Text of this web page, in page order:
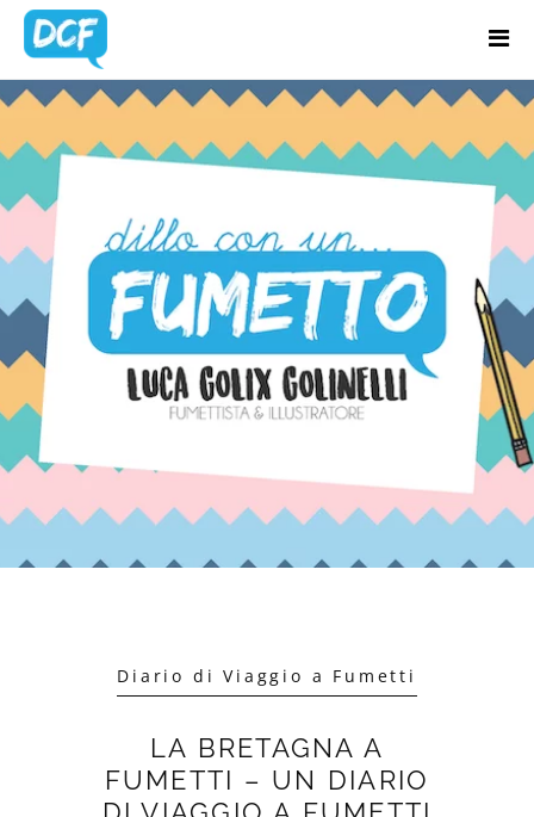
Home
Chi Sono
Regali Creativi
Lavora con me
Portfolio
Blog
Contatti
BLOG UPDATES
Latest news & updates
Diario di Viaggio a Fumetti
LA BRETAGNA A
FUMETTI – UN DIARIO